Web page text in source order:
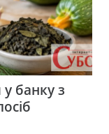
банку з